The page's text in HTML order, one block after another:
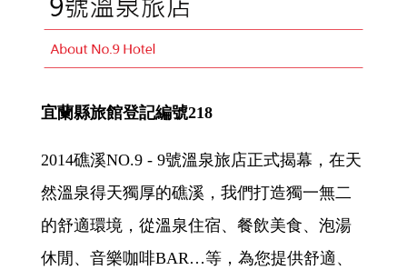
宜蘭縣旅館登記編號218
2014礁溪NO.9 - 9號溫泉旅店正式揭幕，在天
然溫泉得天獨厚的礁溪，我們打造獨一無二
的舒適環境，從溫泉住宿、餐飲美食、泡湯
休閒、音樂咖啡BAR…等，為您提供舒適、